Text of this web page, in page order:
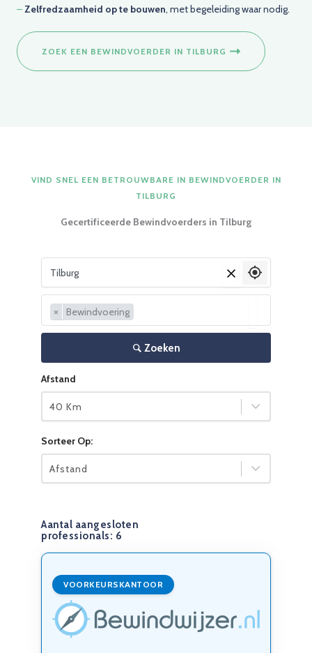
–Zelfredzaamheid op te bouwen, met begeleiding waar nodig.
ZOEK EEN BEWINDVOERDER IN TILBURG
VIND SNEL EEN BETROUWBARE IN BEWINDVOERDER IN
TILBURG
Gecertificeerde Bewindvoerders in Tilburg
Vul je woonplaats in
× Bewindvoering
Zoeken
Afstand
40 Km
Sorteer Op:
Afstand
Aantal aangesloten
professionals: 6
VOORKEURSKANTOOR